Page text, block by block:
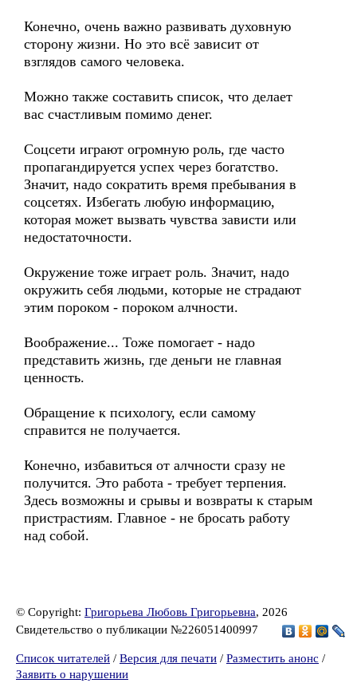
Конечно, очень важно развивать духовную
сторону жизни. Но это всё зависит от
взглядов самого человека.
Можно также составить список, что делает
вас счастливым помимо денег.
Соцсети играют огромную роль, где часто
пропагандируется успех через богатство.
Значит, надо сократить время пребывания в
соцсетях. Избегать любую информацию,
которая может вызвать чувства зависти или
недостаточности.
Окружение тоже играет роль. Значит, надо
окружить себя людьми, которые не страдают
этим пороком - пороком алчности.
Воображение... Тоже помогает - надо
представить жизнь, где деньги не главная
ценность.
Обращение к психологу, если самому
справится не получается.
Конечно, избавиться от алчности сразу не
получится. Это работа - требует терпения.
Здесь возможны и срывы и возвраты к старым
пристрастиям. Главное - не бросать работу
над собой.
© Copyright: Григорьева Любовь Григорьевна, 2026
Свидетельство о публикации №226051400997
Список читателей / Версия для печати / Разместить анонс /
Заявить о нарушении